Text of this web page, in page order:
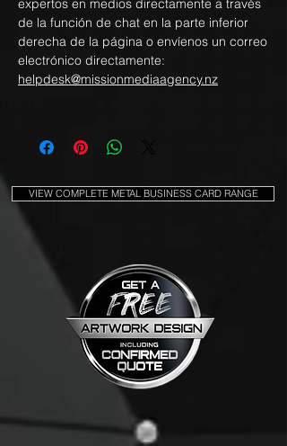
expertos en medios directamente a través
de la función de chat en la parte inferior
derecha de la página o envíenos un correo
electrónico directamente:
helpdesk@missionmediaagency.nz
VIEW COMPLETE METAL BUSINESS CARD RANGE